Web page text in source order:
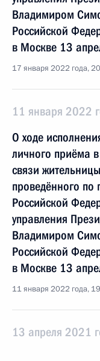
Владимиром
Российской
в Москве 13
17 января 2022 года,
11 января 2022
О ходе
личного приёма
связи
проведённого по
Российской
управления
Владимиром
Российской
в Москве 13
11 января 2022 года,
13 апреля 2021